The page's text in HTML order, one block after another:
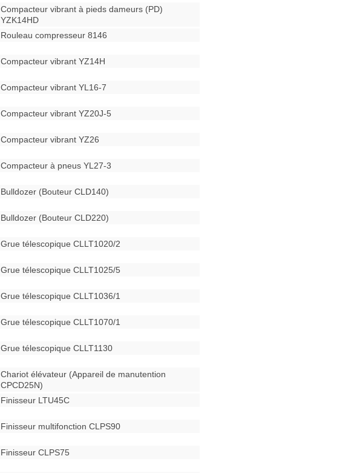
Compacteur vibrant à pieds dameurs (PD)
YZK14HD
Rouleau compresseur 8146
Compacteur vibrant YZ14H
Compacteur vibrant YL16-7
Compacteur vibrant YZ20J-5
Compacteur vibrant YZ26
Compacteur à pneus YL27-3
Bulldozer (Bouteur CLD140)
Bulldozer (Bouteur CLD220)
Grue télescopique CLLT1020/2
Grue télescopique CLLT1025/5
Grue télescopique CLLT1036/1
Grue télescopique CLLT1070/1
Grue télescopique CLLT1130
Chariot élévateur (Appareil de manutention
CPCD25N)
Finisseur LTU45C
Finisseur multifonction CLPS90
Finisseur CLPS75